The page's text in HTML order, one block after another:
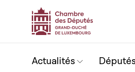
Actualités